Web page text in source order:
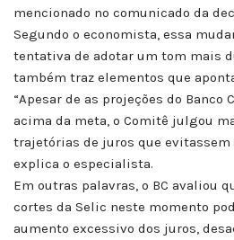
mencionado no comunicado da
Segundo o economista, essa
tentativa de adotar um tom mais
também traz elementos que
“Apesar de as projeções do Banco
acima da meta, o Comitê julgou
trajetórias de juros que
explica o especialista.
Em outras palavras, o BC avaliou
cortes da Selic neste momento
aumento excessivo dos juros,